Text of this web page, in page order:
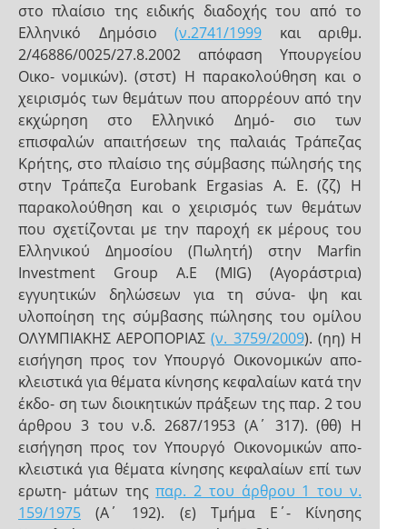
στο πλαίσιο της ειδικής διαδοχής του από το
Ελληνικό Δημόσιο (ν.2741/1999 και αριθμ.
2/46886/0025/27.8.2002 απόφαση Υπουργείου
Οικο- νομικών). (στστ) Η παρακολούθηση και ο
χειρισμός των θεμάτων που απορρέουν από την
εκχώρηση στο Ελληνικό Δημό- σιο των
επισφαλών απαιτήσεων της παλαιάς Τράπεζας
Κρήτης, στο πλαίσιο της σύμβασης πώλησής της
στην Τράπεζα Eurobank Ergasias A. E. (ζζ) Η
παρακολούθηση και ο χειρισμός των θεμάτων
που σχετίζονται με την παροχή εκ μέρους του
Ελληνικού Δημοσίου (Πωλητή) στην Marfin
Investment Group Α.Ε (MIG) (Αγοράστρια)
εγγυητικών δηλώσεων για τη σύνα- ψη και
υλοποίηση της σύμβασης πώλησης του ομίλου
ΟΛΥΜΠΙΑΚΗΣ ΑΕΡΟΠΟΡΙΑΣ(ν. 3759/2009). (ηη) Η
εισήγηση προς τον Υπουργό Οικονομικών απο-
κλειστικά για θέματα κίνησης κεφαλαίων κατά την
έκδο- ση των διοικητικών πράξεων της παρ. 2 του
άρθρου 3 του ν.δ. 2687/1953 (Α΄ 317). (θθ) Η
εισήγηση προς τον Υπουργό Οικονομικών απο-
κλειστικά για θέματα κίνησης κεφαλαίων επί των
ερωτη- μάτων τηςπαρ. 2 του άρθρου 1 του ν.
159/1975 (Α΄ 192). (ε) Τμήμα Ε΄- Κίνησης